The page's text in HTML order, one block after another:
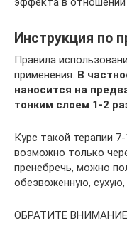
Инструкция по
Правила
применения. В
наносится на
тонким слоем 1-2
Курс такой терапии
возможно только
пренебречь, можно
обезвоженную,
ОБРАТИТЕ